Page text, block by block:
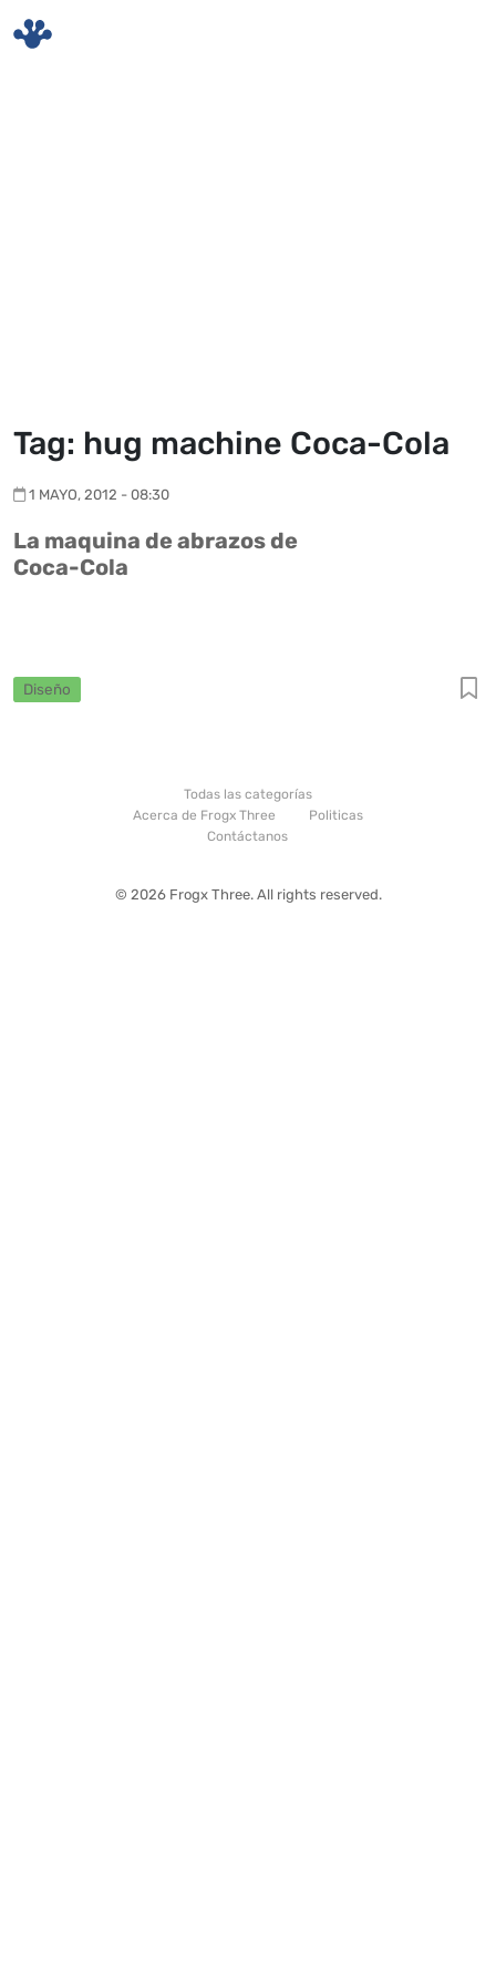
Tag: hug machine Coca-Cola
1 MAYO, 2012 - 08:30
La maquina de abrazos de
Coca-Cola
Diseño
Todas las categorías
Acerca de Frogx Three
Politicas
Contáctanos
© 2026 Frogx Three. All rights reserved.